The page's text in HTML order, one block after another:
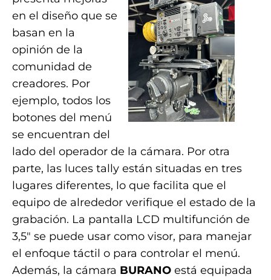
en el diseño que se
basan en la
opinión de la
comunidad de
creadores. Por
ejemplo, todos los
botones del menú
se encuentran del
lado del operador de la cámara. Por otra
parte, las luces tally están situadas en tres
lugares diferentes, lo que facilita que el
equipo de alrededor verifique el estado de la
grabación. La pantalla LCD multifunción de
3,5″ se puede usar como visor, para manejar
el enfoque táctil o para controlar el menú.
Además, la cámara BURANO está equipada